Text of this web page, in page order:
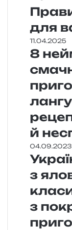
для
11.04.2025
8
й
04.09.2023
з
з